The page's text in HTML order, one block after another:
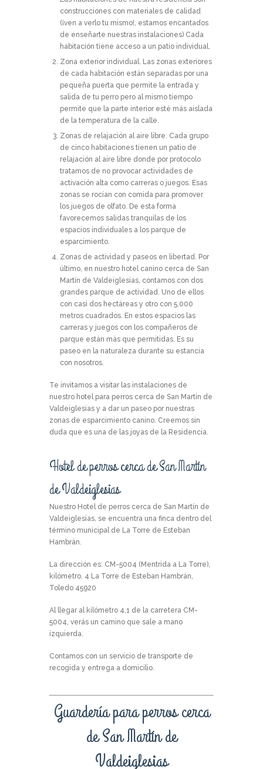
construcciones con materiales de calidad
(¡ven a verlo tu mismo!, estamos encantados
de enseñarte nuestras instalaciones) Cada
habitación tiene acceso a un patio individual.
Zona exterior individual. Las zonas exteriores
de cada habitación están separadas por una
pequeña puerta que permite la entrada y
salida de tu perro pero al mismo tiempo
permite que la parte interior esté más aislada
de la temperatura de la calle.
Zonas de relajación al aire libre. Cada grupo
de cinco habitaciones tienen un patio de
relajación al aire libre donde por protocolo
tratamos de no provocar actividades de
activación alta como carreras o juegos. Esas
zonas se rocían con comida para promover
los juegos de olfato. De esta forma
favorecemos salidas tranquilas de los
espacios individuales a los parque de
esparcimiento.
Zonas de actividad y paseos en libertad. Por
último, en nuestro hotel canino cerca de San
Martín de Valdeiglesias, contamos con dos
grandes parque de actividad. Uno de ellos
con casi dos hectáreas y otro con 5.000
metros cuadrados. En estos espacios las
carreras y juegos con los compañeros de
parque están más que permitidas. Es su
paseo en la naturaleza durante su estancia
con nosotros.
Te invitamos a visitar las instalaciones de
nuestro hotel para perros cerca de San Martín de
Valdeiglesias y a dar un paseo por nuestras
zonas de esparcimiento canino. Creemos sin
duda que es una de las joyas de la Residencia.
Hotel de perros cerca de San Martín
de Valdeiglesias
Nuestro Hotel de perros cerca de San Martín de
Valdeiglesias, se encuentra una finca dentro del
término municipal de La Torre de Esteban
Hambrán.
La dirección es: CM-5004 (Mentrida a La Torre),
kilómetro. 4 La Torre de Esteban Hambrán,
Toledo 45920
Al llegar al kilómetro 4,1 de la carretera CM-
5004, verás un camino que sale a mano
izquierda.
Contamos con un servicio de transporte de
recogida y entrega a domicilio.
Guardería para perros cerca
de San Martín de
Valdeiglesias